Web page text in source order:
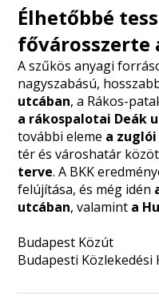
Élhetőbbé
A szűkös anyagi
nagyszabású,
utcában, a Rákos-
a rákospalotai Deák
további eleme a
tér és városhatár
terve. A BKK
felújítása, és még idén
utcában, valamint a
Budapest Közút
Budapesti Közlekedési